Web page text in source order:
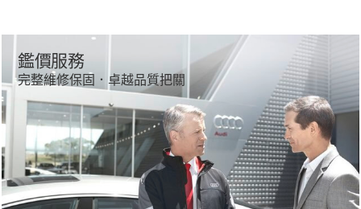
鑑價服務
完整維修保固．卓越品質把關